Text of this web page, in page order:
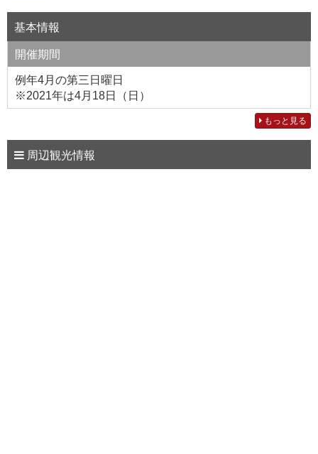
基本情報
開催期間
例年4月の第三日曜日
※2021年は4月18日（日）
もっと見る
周辺観光情報